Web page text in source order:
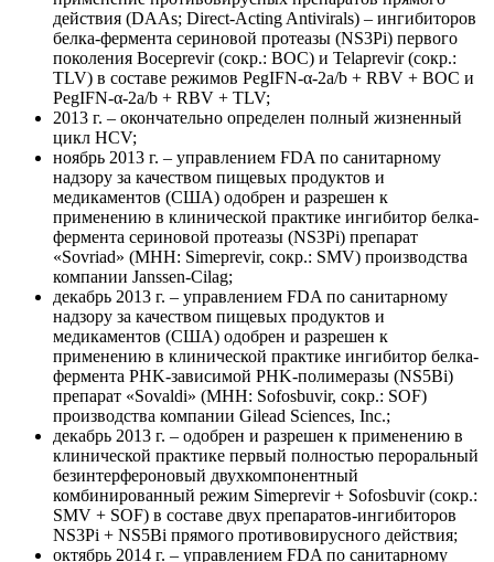
действия (DAAs; Direct-Acting Antivirals) – ингибиторов
белка-фермента сериновой протеазы (NS3Pi) первого
поколения Boceprevir (сокр.: BOC) и Telaprevir (сокр.:
TLV) в составе режимов PegIFN-α-2a/b + RBV + BOC и
PegIFN-α-2a/b + RBV + TLV;
2013 г. – окончательно определен полный жизненный
цикл HCV;
ноябрь 2013 г. – управлением FDA по санитарному
надзору за качеством пищевых продуктов и
медикаментов (США) одобрен и разрешен к
применению в клинической практике ингибитор белка-
фермента сериновой протеазы (NS3Pi) препарат
«Sovriad» (MHH: Simeprevir, сокр.: SMV) производства
компании Janssen-Cilag;
декабрь 2013 г. – управлением FDA по санитарному
надзору за качеством пищевых продуктов и
медикаментов (США) одобрен и разрешен к
применению в клинической практике ингибитор белка-
фермента РHK-зависимой PHK-полимеразы (NS5Bi)
препарат «Sovaldi» (MHH: Sofosbuvir, сокр.: SOF)
производства компании Gilead Sciences, Inc.;
декабрь 2013 г. – одобрен и разрешен к применению в
клинической практике первый полностью пероральный
безинтерфероновый двухкомпонентный
комбинированный режим Simeprevir + Sofosbuvir (сокр.:
SMV + SOF) в составе двух препаратов-ингибиторов
NS3Pi + NS5Bi прямого противовирусного действия;
октябрь 2014 г. – управлением FDA по санитарному